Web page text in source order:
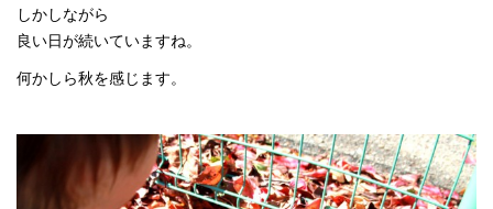
しかしながら
良い日が続いていますね。
何かしら秋を感じます。